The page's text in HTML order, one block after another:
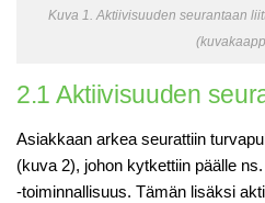
Kuva 1. Aktiivisuuden seurantaan
2.1 Aktiivisuuden
Asiakkaan arkea seurattiin
(kuva 2), johon kytkettiin päälle
‑toiminnallisuus. Tämän lisäksi